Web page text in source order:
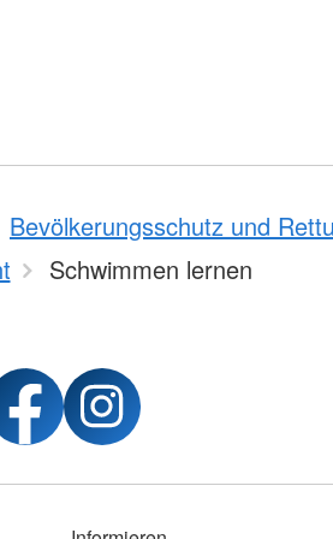
Bevölkerungsschutz und
Schwimmen lernen